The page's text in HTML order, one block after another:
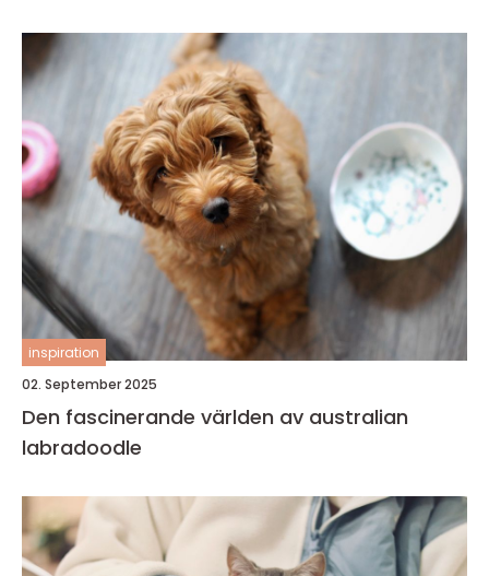
inspiration
02. September 2025
Den fascinerande världen av australian
labradoodle